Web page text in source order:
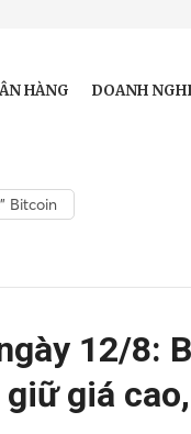
HÀNG DOANH
Bitcoin
12/8:
giá cao,